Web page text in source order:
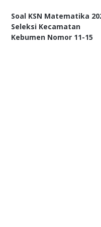
Soal KSN Matematika
Seleksi Kecamatan
Kebumen Nomor 11-15